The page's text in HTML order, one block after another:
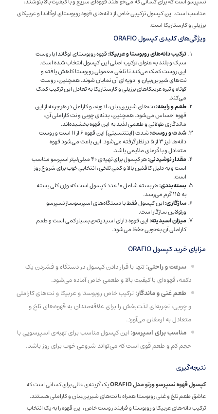
مناسب است. این کپسول ترکیبی خاص از دانه‌های قهوه روبوستای اوگاندا و عربیکای
برزیلی و کارستاریکا است.
ویژگی‌های کلیدی کپسول ORAFIO
ترکیب دانه‌های روبوستا و عربیکا:قهوه روبوستای اوگاندا با روست
سبک و بلند به عنوان ترکیب اصلی این کپسول انتخاب شده است.
این روست کمک می‌کند تا تلخی معمولی روبوستا کاهش یافته و
نت‌های شیرین‌بیان و ادویه‌ای آن نمایان شوند. همچنین، روست
کوتاه و تیره عربیکاهای برزیلی و کارستاریکا به تعادل این ترکیب کمک
می‌کند.
طعم و رایحه:نت‌های شیرین‌بیان، ادویه، و کارامل در هر جرعه از این
قهوه احساس می‌شود. همچنین، بدنه‌ی چوبی و نت کاراملی آن،
ماندگاری طولانی و طعمی لذیذ به این قهوه بخشیده‌اند.
شدت و روست:
شدت (اینتنسیتی) این قهوه 6 از 11 است و روست
دانه‌ها نیز 3 از 5 در نظر گرفته می‌شود. این باعث می‌شود قهوه
متعادل و با گرمای ملایمی باشد.
مقدار نوشیدنی:
هر کپسول برای تهیه‌ی 40 میلی‌لیتر اسپرسو مناسب
است و به دلیل کافئین بالا و کمی تلخی، انتخابی خوب برای شروع روز
است.
بسته‌بندی:
هر بسته شامل 10 عدد کپسول است که وزن کلی بسته
به 115 گرم می‌رسد.
سازگاری:این کپسول فقط با دستگاه‌های اسپرسوساز نسپرسو
ورتولاین سازگار است.
میزان اسیدیته:این قهوه دارای اسیدیته‌ی بسیار کمی است و طعم
کاراملی آن به‌خوبی حفظ می‌شود.
مزایای خرید کپسول ORAFIO
سرعت و راحتی:تنها با قرار دادن کپسول در دستگاه و فشردن یک
دکمه، قهوه‌ای با کیفیت بالا و طعمی خاص آماده می‌شود.
طعم غنی و ماندگار:ترکیب خاص روبوستا و عربیکا و نت‌های کاراملی
و چوبی، تجربه‌ای لذت‌بخش را برای علاقه‌مندان به قهوه‌های تلخ و
متعادل به ارمغان می‌آورد.
مناسب برای اسپرسو: این کپسول مناسب برای تهیه‌ی اسپرسویی با
حجم کم و طعم قوی است که می‌تواند شروعی خوب برای روز باشد.
نتیجه‌گیری
کپسول قهوه نسپرسو ورتو مدل ORAFIO
یک گزینه‌ی عالی برای کسانی است که
عاشق طعم تلخ و غنی روبوستا همراه با نت‌های شیرین‌بیان و کاراملی هستند.
ترکیب دانه‌های عربیکا و روبوستا و فرایند روست خاص، این قهوه را به یک انتخاب